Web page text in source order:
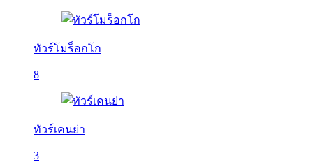
ทัวร์โมร็อกโก
8
ทัวร์เคนย่า
3